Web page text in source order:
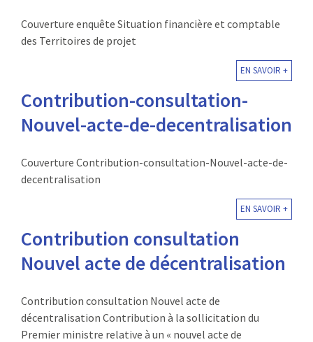
Couverture enquête Situation financière et comptable
des Territoires de projet
EN SAVOIR +
Contribution-consultation-
Nouvel-acte-de-decentralisation
Couverture Contribution-consultation-Nouvel-acte-de-
decentralisation
EN SAVOIR +
Contribution consultation
Nouvel acte de décentralisation
Contribution consultation Nouvel acte de
décentralisation Contribution à la sollicitation du
Premier ministre relative à un « nouvel acte de